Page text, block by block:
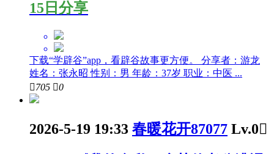
15日分享
下载“学辟谷”app，看辟谷故事更方便。 分享者：游龙
姓名：张永昭 性别：男 年龄：37岁 职业：中医 ...
705 0
2026-5-19 19:33 春暖花开87077 Lv.0